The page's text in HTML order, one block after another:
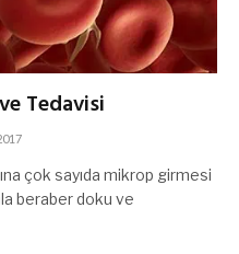
Tedavisi
çok sayıda mikrop girmesi
beraber doku ve